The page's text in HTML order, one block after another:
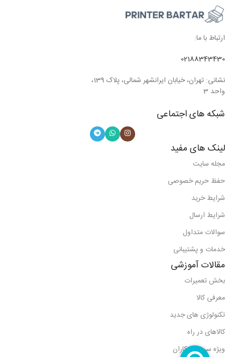
ارتباط با ما:
02188343430
نشانی: تهران، خیابان ایرانشهر شمالی، پلاک 139،
واحد 3
شبکه های اجتماعی
لینک های مفید
مجله سایت
حفظ حریم خصوصی
شرایط خرید
شرایط ارسال
سوالات متداول
خدمات و پشتیبانی
مقالات آموزشی
بخش تعمیرات
معرفی کالا
تکنولوژی های جدید
کالاهای در راه
ویژه سرویس کاران